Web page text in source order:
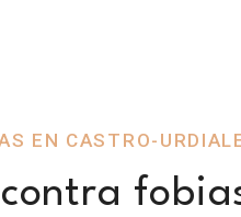
EN CASTRO-